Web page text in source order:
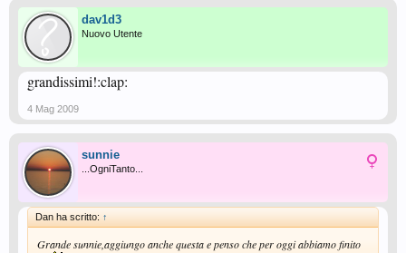
dav1d3
Nuovo Utente
grandissimi!:clap:
4 Mag 2009
sunnie
...OgniTanto...
Dan ha scritto: ↑
Grande sunnie,aggiungo anche questa e penso che per oggi abbiamo finito